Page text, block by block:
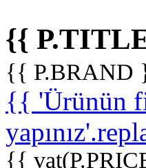
{{
{{ P.BRAND
{{ 'Ürünün
{{